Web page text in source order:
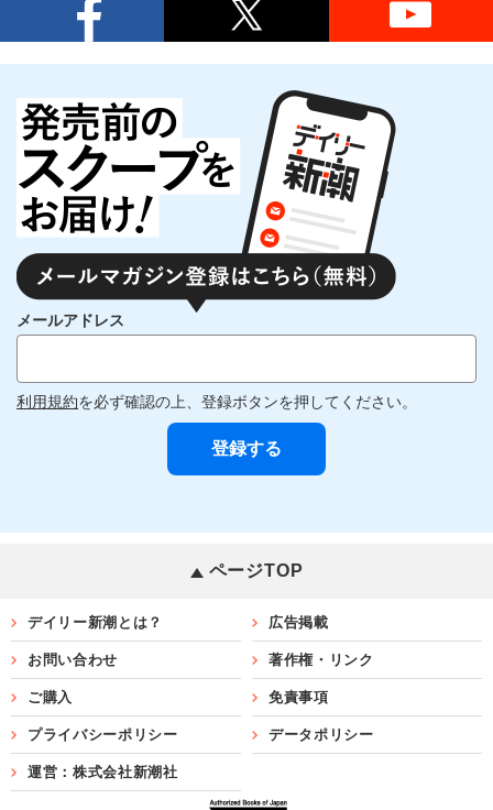
メールアドレス
利用規約を必ず確認の上、登録ボタンを押してください。
ページTOP
デイリー新潮とは？ 広告掲載
お問い合わせ 著作権・リンク
ご購入 免責事項
プライバシーポリシー データポリシー
運営：株式会社新潮社